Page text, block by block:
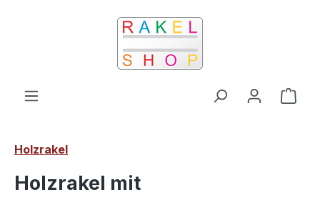
Zum Hauptinhalt springen
Holzrakel
Holzrakel mit